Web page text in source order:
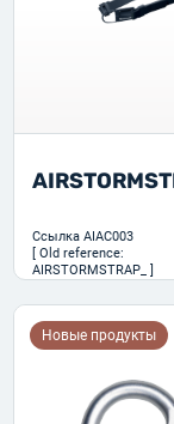
Ссылка AIAC003
[ Old reference:
AIRSTORMSTRAP_ ]
Новые продукты